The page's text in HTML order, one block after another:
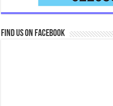
Find us on Facebook